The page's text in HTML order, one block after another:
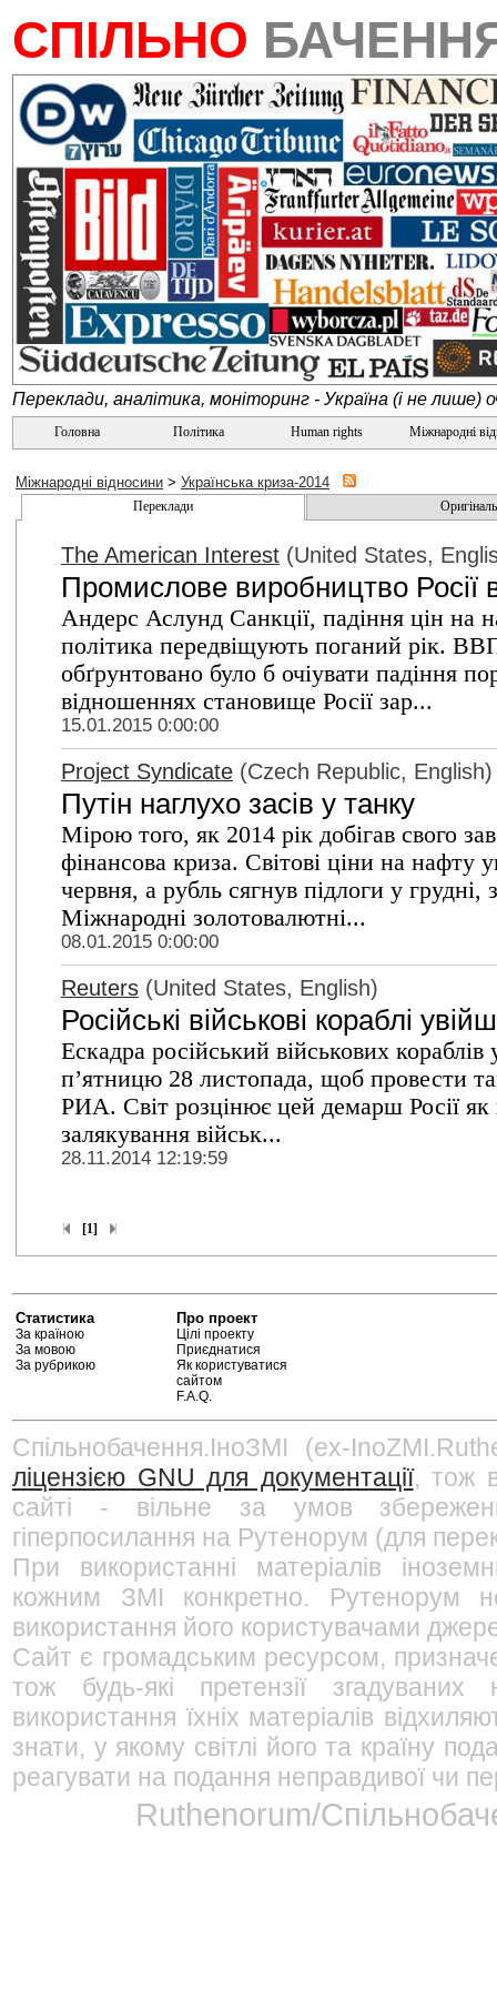
СПІЛЬНО
Переклади, аналітика, моніторинг - Україна (і не лише)
Головна Політика Human rights Міжнародні
Міжнародні відносини > Українська криза-2014
Переклади
The American Interest (United States,
Промислове виробництво Росії
Андерс Аслунд Санкції, падіння цін на
політика передвіщують поганий рік.
обґрунтовано було б очіувати падіння
відношеннях становище Росії зар...
15.01.2015 0:00:00
Project Syndicate (Czech Republic, English)
Путін наглухо засів у танку
Мірою того, як 2014 рік добігав свого
фінансова криза. Світові ціни на
червня, а рубль сягнув підлоги у
Міжнародні золотовалютні...
08.01.2015 0:00:00
Reuters (United States, English)
Російські військові кораблі
Ескадра російський військових
п’ятницю 28 листопада, щоб провести
РИА. Світ розцінює цей демарш Росії як
залякування військ...
28.11.2014 12:19:59
[1]
Статистика
За країною
За мовою
За рубрикою
Про проект
Цілі проекту
Приєднатися
Як користуватися
сайтом
F.A.Q.
Спільнобачення.ІноЗМІ (ex-
ліцензією GNU для документації, тож
сайті - вільне за умов
гіперпосилання на Рутенорум (для
При використанні матеріалів
кожним ЗМІ конкретно. Рутенорум
використання його користувачами
Сайт є громадським ресурсом,
тож будь-які претензії
використання їхніх матеріалів
знати, у якому світлі його та країну
реагувати на подання неправдивої чи
Ruthenorum/